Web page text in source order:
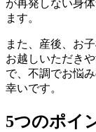
が再発しない身
ます。
また、産後、お
お越しいただき
で、不調でお悩
幸いです。
5つのポイ